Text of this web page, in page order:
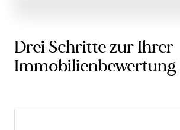
Drei Schritte zur Ihrer
Immobilienbewertung